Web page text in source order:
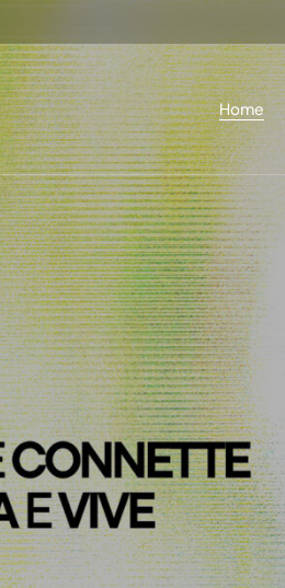
Home